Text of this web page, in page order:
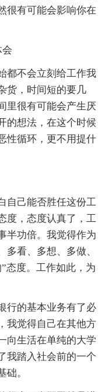
很有可能会影响你在
都不会立刻给工作我
货，时间短的要几
里很有可能会产生厌
的想法，在这个时候
性循环，更不用提什
自己能否胜任这份工
度，态度认真了，工
半功倍。我觉得作为
看、多想、多做、
态度。工作如此，为
行的基本业务有了必
我觉得自己在其他方
向生活在单纯的大学
我踏入社会前的一个
础。